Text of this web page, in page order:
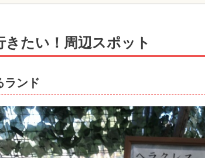
きたい！周辺スポット
ランド